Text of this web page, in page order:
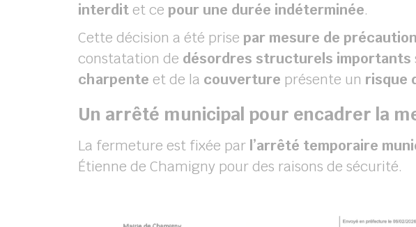
interditet ce pour une durée indéterminée.
Cette décision a été prise par mesure de précaution
constatation de désordres structurels importants
charpente et de la couverture présente un risque
Un arrêté municipal pour encadrer la
La fermeture est fixée par l’arrêté temporaire
Étienne de Chamigny pour des raisons de sécurité.